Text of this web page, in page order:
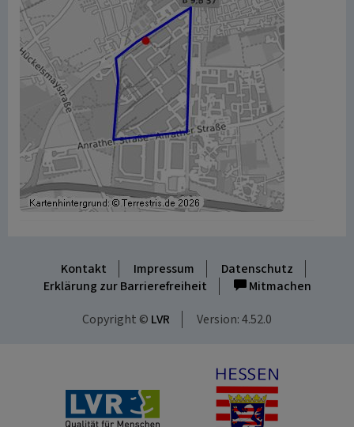
Kontakt Impressum
Datenschutz
Erklärung zur Barrierefreiheit
Mitmachen
Copyright © LVR Version: 4.52.0